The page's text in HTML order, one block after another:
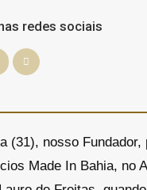
redes sociais
(31), nosso Fundador,
Made In Bahia, no